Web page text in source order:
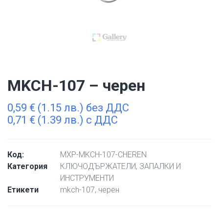
MKCH-107 – черен
0,59 € (1.15 лв.) без ДДС
0,71 € (1.39 лв.) с ДДС
Код:
MXP-MKCH-107-CHEREN
Категория
КЛЮЧОДЪРЖАТЕЛИ, ЗАПАЛКИ И
ИНСТРУМЕНТИ
Етикети
mkch-107, черен